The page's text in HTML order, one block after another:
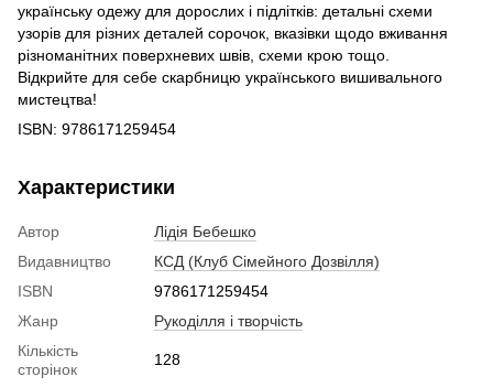
українську одежу для дорослих і підлітків: детальні схеми
узорів для різних деталей сорочок, вказівки щодо вживання
різноманітних поверхневих швів, схеми крою тощо.
Відкрийте для себе скарбницю українського вишивального
мистецтва!
ISBN: 9786171259454
Характеристики
Автор
Лідія Бебешко
Видавництво
КСД (Клуб Сімейного Дозвілля)
ISBN
9786171259454
Жанр
Рукоділля і творчість
Кількість
сторінок
128